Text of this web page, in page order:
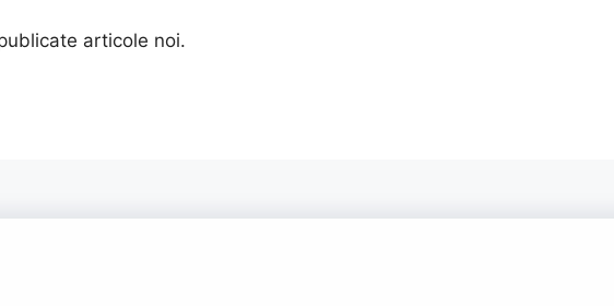
articole noi.